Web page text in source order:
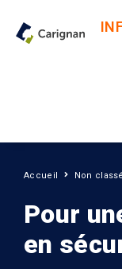
Accueil Non classé
Pour
en